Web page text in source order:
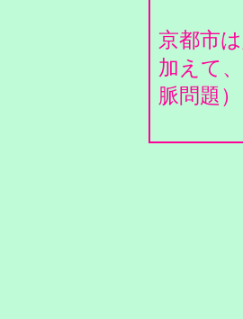
京都市
加えて
脈問題